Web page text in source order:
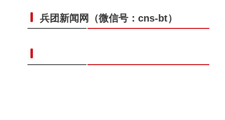
兵团新闻网 （微信号：cns-bt）